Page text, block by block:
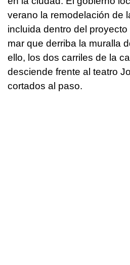
verano la remodelación de
incluida dentro del
mar que derriba la muralla
ello, los dos carriles de la
desciende frente al teatro
cortados al paso.